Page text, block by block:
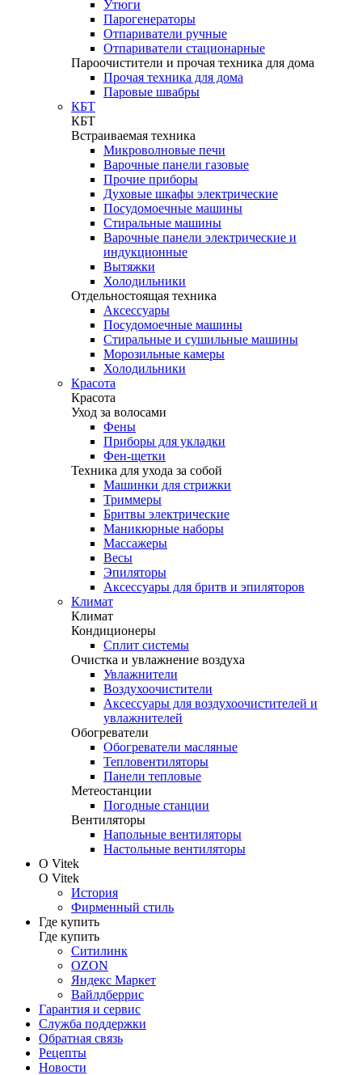
Утюги
Парогенераторы
Отпариватели ручные
Отпариватели стационарные
Пароочистители и прочая техника для дома
Прочая техника для дома
Паровые швабры
КБТ
КБТ
Встраиваемая техника
Микроволновые печи
Варочные панели газовые
Прочие приборы
Духовые шкафы электрические
Посудомоечные машины
Стиральные машины
Варочные панели электрические и
индукционные
Вытяжки
Холодильники
Отдельностоящая техника
Аксессуары
Посудомоечные машины
Стиральные и сушильные машины
Морозильные камеры
Холодильники
Красота
Красота
Уход за волосами
Фены
Приборы для укладки
Фен-щетки
Техника для ухода за собой
Машинки для стрижки
Триммеры
Бритвы электрические
Маникюрные наборы
Массажеры
Весы
Эпиляторы
Аксессуары для бритв и эпиляторов
Климат
Климат
Кондиционеры
Сплит системы
Очистка и увлажнение воздуха
Увлажнители
Воздухоочистители
Аксессуары для воздухоочистителей и
увлажнителей
Обогреватели
Обогреватели масляные
Тепловентиляторы
Панели тепловые
Метеостанции
Погодные станции
Вентиляторы
Напольные вентиляторы
Настольные вентиляторы
О Vitek
О Vitek
История
Фирменный стиль
Где купить
Где купить
Ситилинк
OZON
Яндекс Маркет
Вайлдберрис
Гарантия и сервис
Служба поддержки
Обратная связь
Рецепты
Новости